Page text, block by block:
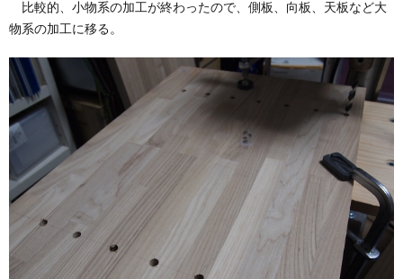
比較的、小物系の加工が終わったので、側板、向板、天板など大
物系の加工に移る。